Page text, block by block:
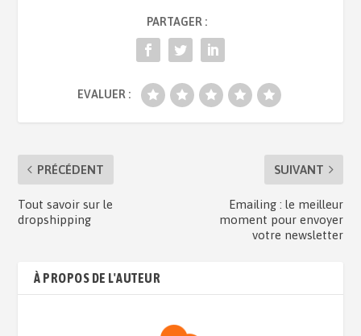
PARTAGER :
EVALUER :
PRÉCÉDENT
Tout savoir sur le
dropshipping
SUIVANT
Emailing : le meilleur
moment pour envoyer
votre newsletter
À PROPOS DE L'AUTEUR